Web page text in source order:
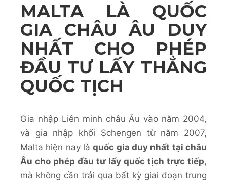
MALTA LÀ QUỐC
GIA CHÂU ÂU DUY
NHẤT CHO PHÉP
ĐẦU TƯ LẤY THẲNG
QUỐC TỊCH
Gia nhập Liên minh châu Âu vào năm 2004,
và gia nhập khối Schengen từ năm 2007,
Malta hiện nay làquốc gia duy nhất tại châu
Âu cho phép đầu tư lấy quốc tịch trực tiếp,
mà không cần trải qua bất kỳ giai đoạn trung